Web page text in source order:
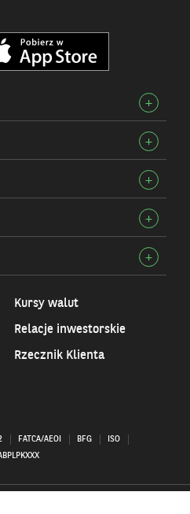
+
O
+
+
+
+
Kursy walut
Relacje inwestorskie
Rzecznik Klienta
FATCA/AEOI BFG
ISO